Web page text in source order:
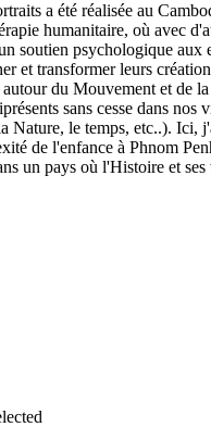
a été réalisée au
humanitaire, où avec
soutien psychologique aux
et transformer leurs
du Mouvement et de
sans cesse dans nos
Nature, le temps, etc..). Ici,
de l'enfance à Phnom
un pays où l'Histoire et ses